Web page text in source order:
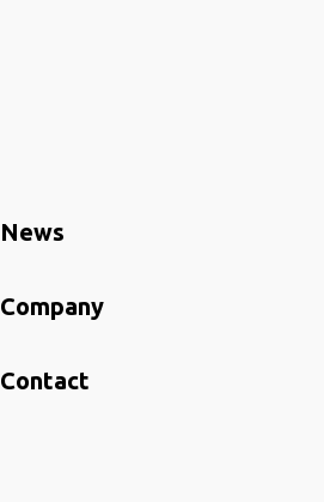
News
Company
Contact